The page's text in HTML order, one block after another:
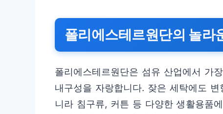
폴리에스테르원단의 놀라
폴리에스테르원단은 섬유 산업에서 가
내구성을 자랑합니다. 잦은 세탁에도
니라 침구류, 커튼 등 다양한 생활용품